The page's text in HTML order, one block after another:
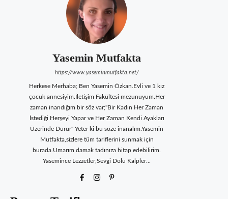
Yasemin Mutfakta
https://www.yaseminmutfakta.net/
Herkese Merhaba; Ben Yasemin Özkan.Evli ve 1 kız
çocuk annesiyim.İletişim Fakültesi mezunuyum.Her
zaman inandığım bir söz var;"Bir Kadın Her Zaman
İstediği Herşeyi Yapar ve Her Zaman Kendi Ayakları
Üzerinde Durur" Yeter ki bu söze inanalım.Yasemin
Mutfakta,sizlere tüm tariflerini sunmak için
burada.Umarım damak tadınıza hitap edebilirim.
Yasemince Lezzetler,Sevgi Dolu Kalpler...